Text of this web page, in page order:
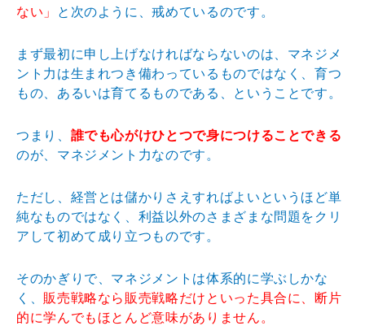
ない」
と次のように、戒めているのです。
まず最初に申し上げなければならないのは、マネジメ
ント力は生まれつき備わっているものではなく、育つ
もの、あるいは育てるものである、ということです。
つまり、 誰でも心がけひとつで身につけることできる
のが、マネジメント力なのです。
ただし、経営とは儲かりさえすればよいというほど単
純なものではなく、利益以外のさまざまな問題をクリ
アして初めて成り立つものです。
そのかぎりで、マネジメントは体系的に学ぶしかな
く、 販売戦略なら販売戦略だけといった具合に、断片
的に学んでもほとんど意味がありません。